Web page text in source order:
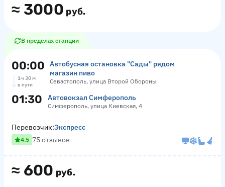
≈ 3000 руб.
В пределах станции
00:00
Автобусная остановка "Сады" рядом
магазин пиво
Севастополь, улица Второй Обороны
1 ч 30 м
в пути
01:30 Автовокзал Симферополь
Симферополь, улица Киевская, 4
≈ 600 руб.
Перевозчик:Экспресс
4.5 75 отзывов